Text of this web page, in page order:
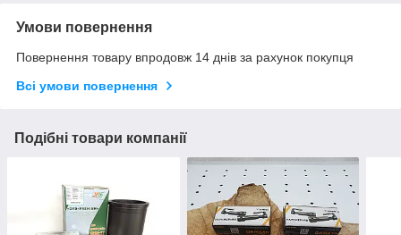
Умови повернення
Повернення товару впродовж 14 днів за рахунок покупця
Всі умови повернення
Подібні товари компанії